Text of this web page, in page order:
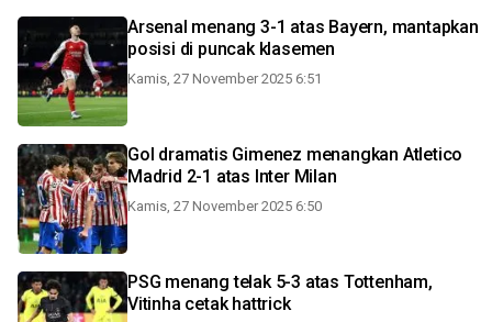
Arsenal menang 3-1 atas Bayern, mantapkan
posisi di puncak klasemen
Kamis, 27 November 2025 6:51
Gol dramatis Gimenez menangkan Atletico
Madrid 2-1 atas Inter Milan
Kamis, 27 November 2025 6:50
PSG menang telak 5-3 atas Tottenham,
Vitinha cetak hattrick